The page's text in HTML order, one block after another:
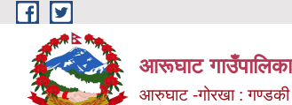
Skip to main content
आरूघाट
आरुघाट -गोरखा :